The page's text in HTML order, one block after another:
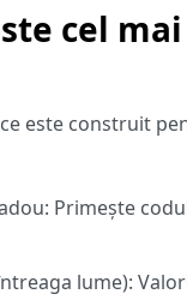
cel
este construit
Primește
lume):